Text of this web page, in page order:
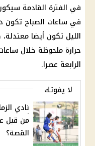
في الفترة القادمة
في ساعات الصباح تكون
الليل تكون أيضا
حرارة ملحوظة خلال
الرابعة عصرا.
لا يفوتك
نادي
من قبل
القصة؟